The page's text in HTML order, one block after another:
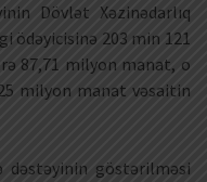
Dövlət Xəzinədarlıq
ödəyicisinə 203 min 121
87,71 milyon manat, o
milyon manat vəsaitin
dəstəyinin göstərilməsi